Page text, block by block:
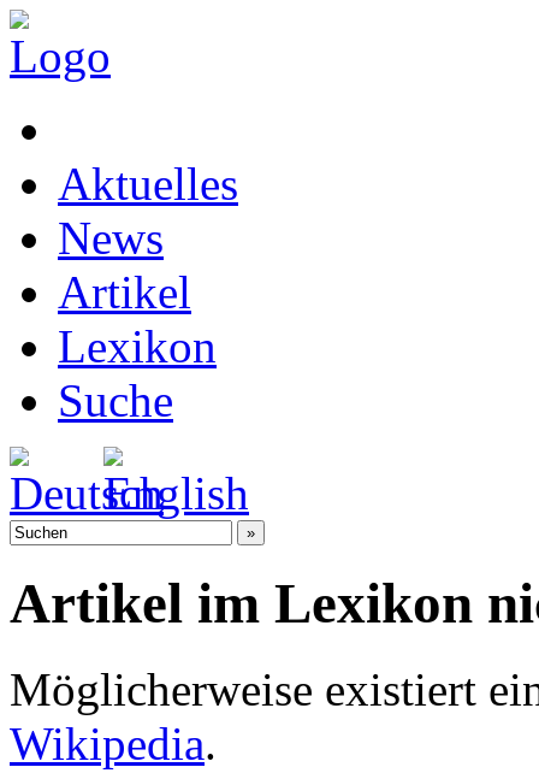
Aktuelles
News
Artikel
Lexikon
Suche
Artikel im Lexikon
Möglicherweise existiert
Wikipedia.